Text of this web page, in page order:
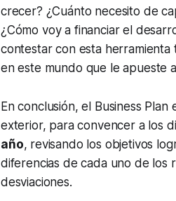
crecer? ¿Cuánto necesito de
¿Cómo voy a financiar el
contestar con esta herramienta
en este mundo que le apueste
En conclusión, el Business Plan
exterior, para convencer a los
año, revisando los objetivos
diferencias de cada uno de los
desviaciones.